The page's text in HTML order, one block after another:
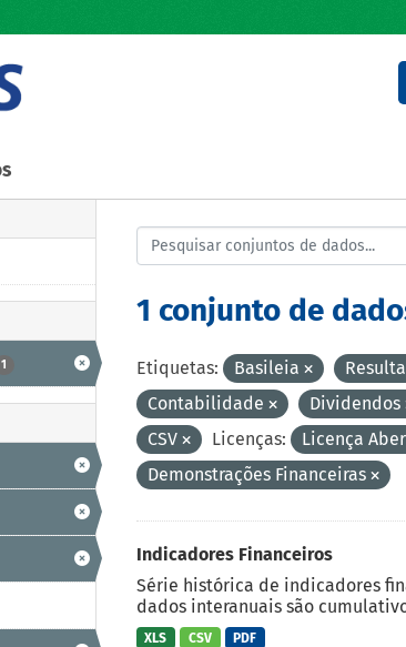
1
1 conjunto de
Etiquetas: Basileia
Contabilidade
Dividendos
CSV
Licenças: Licença
Demonstrações Financeiras
Indicadores Financeiros
Série histórica de indicadores
dados interanuais são
XLS CSV PDF